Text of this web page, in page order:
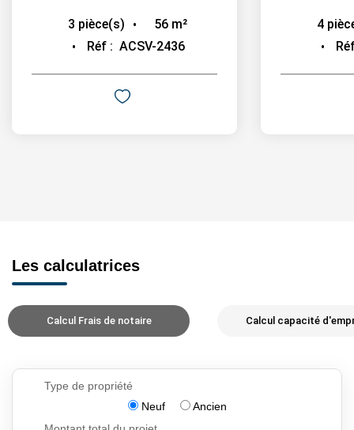
3 pièce(s) 56 m²
Réf : ACSV-2436
4
Les calculatrices
Calcul Frais de notaire Calcul capacité